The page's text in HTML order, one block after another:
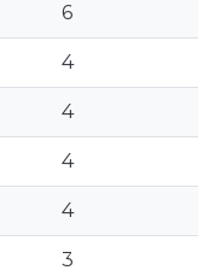
6
4
4
4
4
3